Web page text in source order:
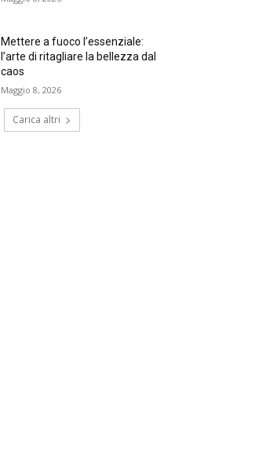
Mettere a fuoco l’essenziale:
l’arte di ritagliare la bellezza dal
caos
Maggio 8, 2026
Carica altri